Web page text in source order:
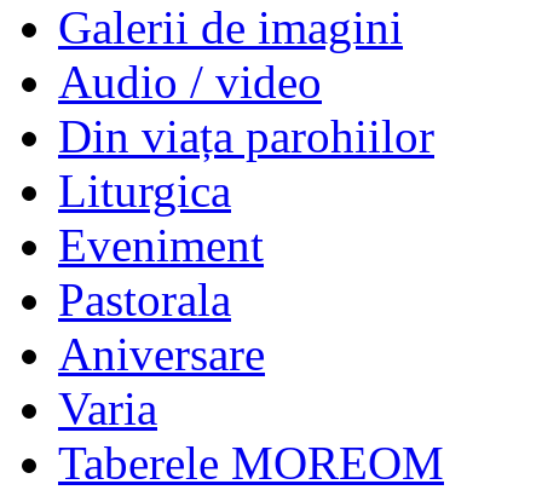
Galerii de imagini
Audio / video
Din viața parohiilor
Liturgica
Eveniment
Pastorala
Aniversare
Varia
Taberele MOREOM